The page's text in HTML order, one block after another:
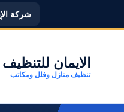
شركة
الايمان للتنظيف
تنظيف منازل وفلل ومكاتب